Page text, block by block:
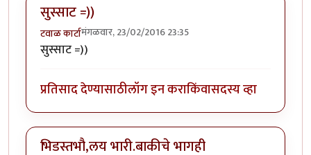
सुस्साट =))
टवाळ कार्टामंगळवार, 23/02/2016 23:35
सुस्साट =))
प्रतिसाद देण्यासाठीलॉग इन कराकिंवासदस्य व्हा
भिडस्तभौ,लय भारी.बाकीचे भागही